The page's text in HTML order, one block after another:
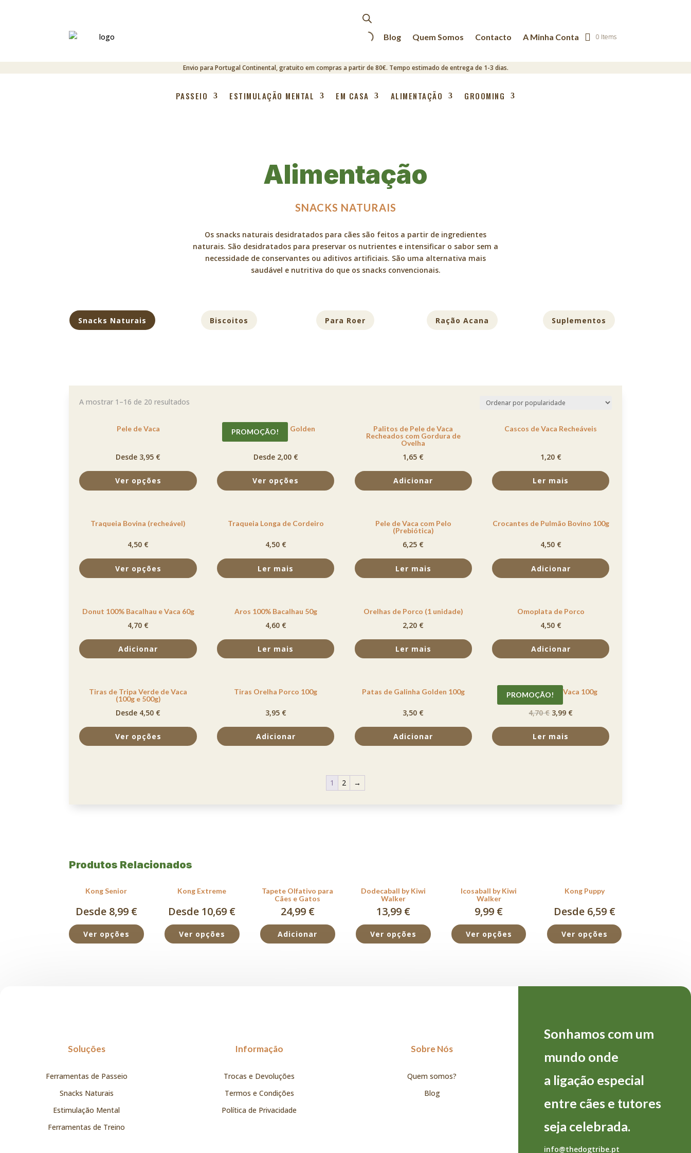
Blog Quem Somos Contacto A Minha Conta 0 Items
Envio para Portugal Continental, gratuito em compras a partir de 80€. Tempo estimado de entrega de 1-3 dias.
PASSEIO ESTIMULAÇÃO MENTAL EM CASA ALIMENTAÇÃO GROOMING
Alimentação
SNACKS NATURAIS
Os snacks naturais desidratados para cães são feitos a partir de ingredientes
naturais. São desidratados para preservar os nutrientes e intensificar o sabor sem a
necessidade de conservantes ou aditivos artificiais. São uma alternativa mais
saudável e nutritiva do que os snacks convencionais.
Snacks Naturais Biscoitos Para Roer Ração Acana Suplementos
A mostrar 1–16 de 20 resultados
Pele de Vaca
Desde 3,95 €
Ver opções
PROMOÇÃO!
Orelha de Vaca Golden
Desde 2,00 €
Ver opções
Palitos de Pele de Vaca
Recheados com Gordura de
Ovelha
1,65 €
Adicionar
Cascos de Vaca Recheáveis
1,20 €
Ler mais
Traqueia Bovina (recheável)
4,50 €
Ver opções
Traqueia Longa de Cordeiro
4,50 €
Ler mais
Pele de Vaca com Pelo
(Prebiótica)
6,25 €
Ler mais
Crocantes de Pulmão Bovino 100g
4,50 €
Adicionar
Donut 100% Bacalhau e Vaca 60g
4,70 €
Adicionar
Aros 100% Bacalhau 50g
4,60 €
Ler mais
Orelhas de Porco (1 unidade)
2,20 €
Ler mais
Omoplata de Porco
4,50 €
Adicionar
Tiras de Tripa Verde de Vaca
(100g e 500g)
Desde 4,50 €
Ver opções
Tiras Orelha Porco 100g
3,95 €
Adicionar
Patas de Galinha Golden 100g
3,50 €
Adicionar
PROMOÇÃO!
Fillets Fígado de Vaca 100g
4,70€ 3,99 €
Ler mais
1 2 →
Produtos Relacionados
Kong Senior
Desde 8,99 €
Ver opções
Kong Extreme
Desde 10,69 €
Ver opções
Tapete Olfativo para
Cães e Gatos
24,99 €
Adicionar
Dodecaball by Kiwi
Walker
13,99 €
Ver opções
Icosaball by Kiwi
Walker
9,99 €
Ver opções
Kong Puppy
Desde 6,59 €
Ver opções
Soluções
Ferramentas de Passeio
Snacks Naturais
Estimulação Mental
Ferramentas de Treino
Informação
Trocas e Devoluções
Termos e Condições
Política de Privacidade
Sobre Nós
Quem somos?
Blog
Sonhamos com um
mundo onde
a ligação especial
entre cães e tutores
seja celebrada.
info@thedogtribe.pt